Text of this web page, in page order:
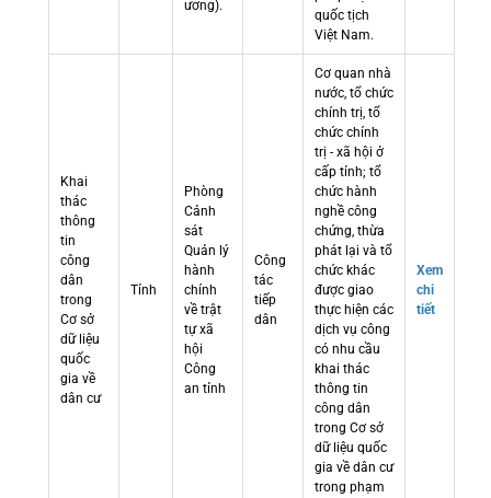
ương).
quốc tịch
Việt Nam.
Khai
thác
thông
tin
công
dân
trong
Cơ sở
dữ liệu
quốc
gia về
dân cư
Tỉnh
Phòng
Cảnh
sát
Quản lý
hành
chính
về trật
tự xã
hội
Công
an tỉnh
Công
tác
tiếp
dân
Cơ quan nhà
nước, tổ chức
chính trị, tổ
chức chính
trị - xã hội ở
cấp tỉnh; tổ
chức hành
nghề công
chứng, thừa
phát lại và tổ
chức khác
được giao
thực hiện các
dịch vụ công
có nhu cầu
khai thác
thông tin
công dân
trong Cơ sở
dữ liệu quốc
gia về dân cư
trong phạm
Xem
chi
tiết